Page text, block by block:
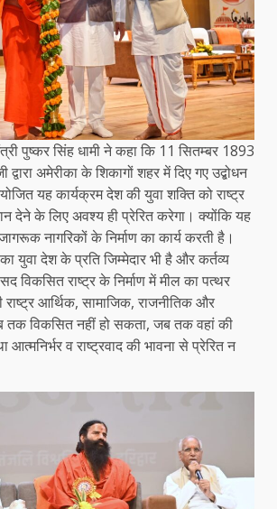
पुष्कर सिंह धामी ने कहा कि 11 सितम्बर 1893
द्वारा अमेरीका के शिकागों शहर में दिए गए उद्बोधन
यह कार्यक्रम देश की युवा शक्ति को राष्ट्र
देने के लिए अवश्य ही प्रेरित करेगा। क्योंकि यह
नागरिकों के निर्माण का कार्य करती है।
युवा देश के प्रति जिम्मेदार भी है और कर्तव्य
विकसित राष्ट्र के निर्माण में मील का पत्थर
राष्ट्र आर्थिक, सामाजिक, राजनीतिक और
विकसित नहीं हो सकता, जब तक वहां की
व राष्ट्रवाद की भावना से प्रेरित न